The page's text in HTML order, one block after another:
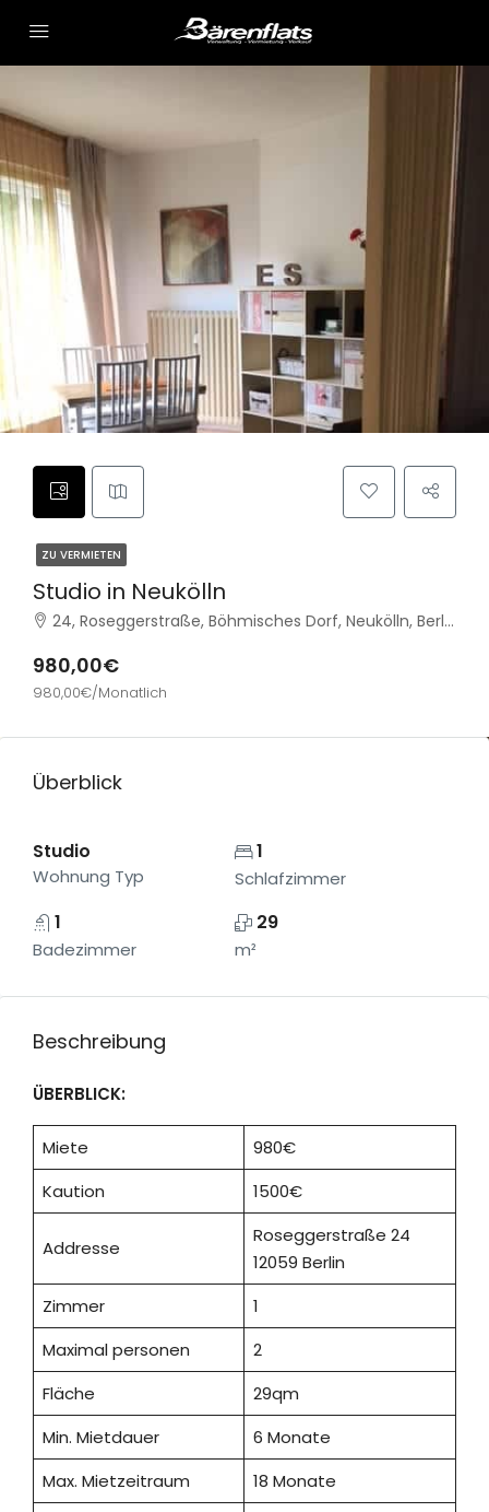
ZU VERMIETEN
Studio in Neukölln
24, Roseggerstraße, Böhmisches Dorf, Neukölln, Berlin, 12059, Deutschland
980,00€
980,00€/Monatlich
Überblick
Studio
Wohnung Typ
1
Schlafzimmer
1
Badezimmer
29
m²
Beschreibung
ÜBERBLICK:
Miete
980€
Kaution
1500€
Addresse
Roseggerstraße 24
12059 Berlin
Zimmer
1
Maximal personen
2
Fläche
29qm
Min. Mietdauer
6 Monate
Max. Mietzeitraum
18 Monate